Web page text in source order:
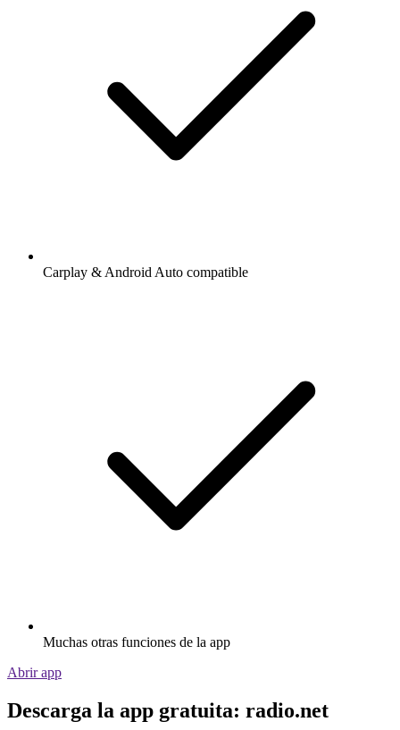
Carplay & Android Auto compatible
Muchas otras funciones de la app
Abrir app
Descarga la app gratuita: radio.net